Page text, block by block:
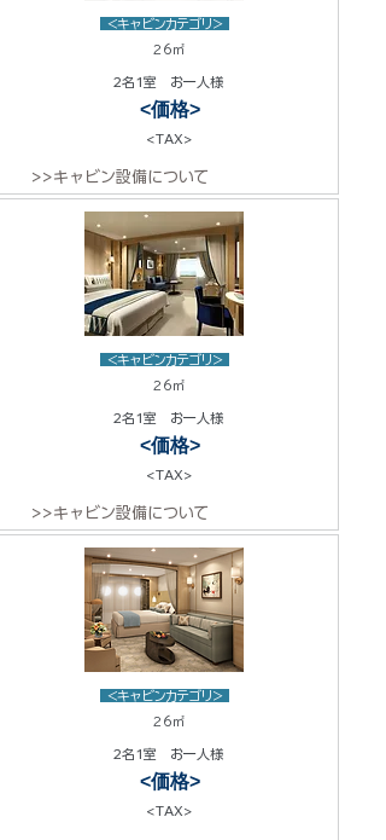
<キャビンカテゴリ>
26㎡
2名1室 お一人様
<価格>
<TAX>
>>キャビン設備について
<キャビンカテゴリ>
26㎡
2名1室 お一人様
<価格>
<TAX>
>>キャビン設備について
<キャビンカテゴリ>
26㎡
2名1室 お一人様
<価格>
<TAX>